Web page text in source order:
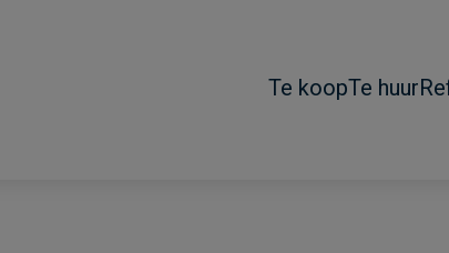
Te koopTe huur